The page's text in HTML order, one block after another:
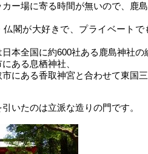
ー場に寄る時間が無いので、鹿
仏閣が大好きで、プライベート
日本全国に約600社ある鹿島神社の
ある息栖神社、
にある香取神宮と合わせて東国
いたのは立派な造りの門です。